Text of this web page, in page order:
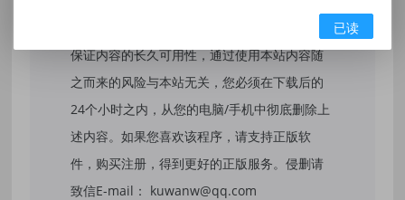
保证内容的长久可用性，通过使用本站内容随
之而来的风险与本站无关，您必须在下载后的
24个小时之内，从您的电脑/手机中彻底删除上
述内容。如果您喜欢该程序，请支持正版软
件，购买注册，得到更好的正版服务。侵删请
致信E-mail： kuwanw@qq.com
已读